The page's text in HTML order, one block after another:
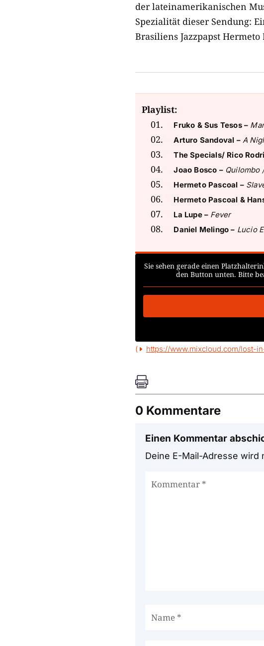
der lateinamerikanischen
Spezialität dieser Sendung:
Brasiliens Jazzpapst Hermeto
Playlist:
Fruko & Sus Tesos –
Arturo Sandoval –A
The Specials/ Rico
Joao Bosco – Quilombo
Hermeto Pascoal –
Hermeto Pascoal &
La Lupe – Fever
Daniel Melingo – Lucio
Sie sehen gerade einen
den Button unten. Bitte
( https://www.mixcloud.com/lost-

0 Kommentare
Einen Kommentar
Deine E-Mail-Adresse wird